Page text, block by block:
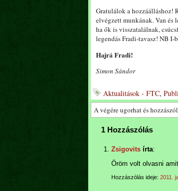
Gratulálok a hozzáálláshoz!
elvégzett munkának. Van és
ha ők is visszatalálnak,
legendás Fradi-tavasz! NB I-
Hajrá Fradi!
Simon Sándor
Aktualitások - FTC,
A végére ugorhat és
1 Hozzászólás
Zsigovits írta:
Öröm volt olvasni
Hozzászólás ideje: 2011.